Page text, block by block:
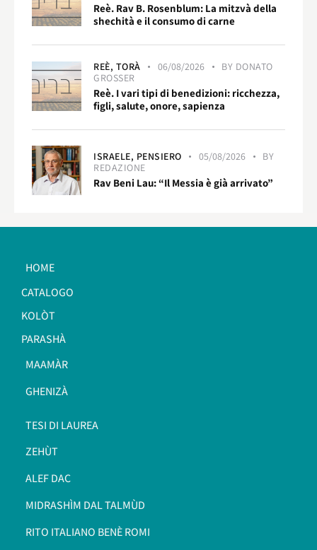
Reè. Rav B. Rosenblum: La mitzvà della
shechità e il consumo di carne
REÈ, TORÀ 06/08/2026 BY DONATO
GROSSER
Reè. I vari tipi di benedizioni: ricchezza,
figli, salute, onore, sapienza
ISRAELE, PENSIERO 05/08/2026
BY
REDAZIONE
Rav Beni Lau: “Il Messia è già arrivato”
HOME
CATALOGO
KOLÒT
PARASHÀ
MAAMÀR
GHENIZÀ
TESI DI LAUREA
ZEHÙT
ALEF DAC
MIDRASHÌM DAL TALMÙD
RITO ITALIANO BENÈ ROMI​